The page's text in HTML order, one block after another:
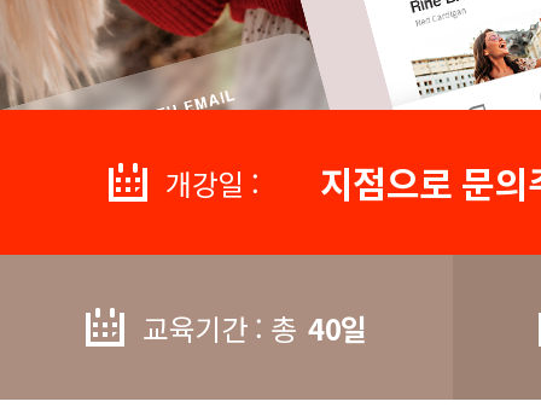
개강일 : 지점으로 문
교육기간 : 총 40일